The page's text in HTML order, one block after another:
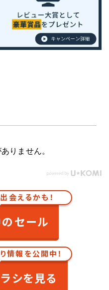
りません。
会えるかも！
セール
情報を公開中！
シを見る